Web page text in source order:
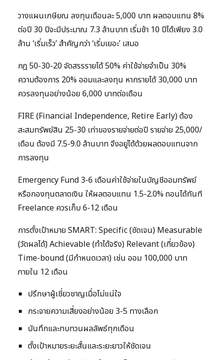
วางแผนเกษียณ ลงทุนเดือนละ 5,000 บาท ผลตอบแทน 8%
ต่อปี 30 ปีจะมีประมาณ 7.3 ล้านบาท เริ่มช้า 10 ปีได้เพียง 3.0
ล้าน ‘เริ่มเร็ว’ สำคัญกว่า ‘เริ่มเยอะ’ เสมอ
กฎ 50-30-20 จัดสรรรายได้ 50% ค่าใช้จ่ายจำเป็น 30%
ความต้องการ 20% ออมและลงทุน หากรายได้ 30,000 บาท
ควรลงทุนอย่างน้อย 6,000 บาทต่อเดือน
FIRE (Financial Independence, Retire Early) ต้อง
สะสมทรัพย์สิน 25-30 เท่าของรายจ่ายต่อปี รายจ่าย 25,000/
เดือน ต้องมี 7.5-9.0 ล้านบาท จึงอยู่ได้ด้วยผลตอบแทนจาก
การลงทุน
Emergency Fund 3-6 เดือนค่าใช้จ่ายในบัญชีออมทรัพย์
หรือกองทุนตลาดเงิน ให้ผลตอบแทน 1.5-2.0% ถอนได้ทันที
Freelance ควรเก็บ 6-12 เดือน
การตั้งเป้าหมาย SMART: Specific (ชัดเจน) Measurable
(วัดผลได้) Achievable (ทำได้จริง) Relevant (เกี่ยวข้อง)
Time-bound (มีกำหนดเวลา) เช่น ออม 100,000 บาท
ภายใน 12 เดือน
ปรึกษาผู้เชี่ยวชาญเมื่อไม่แน่ใจ
กระจายความเสี่ยงอย่างน้อย 3-5 ทางเลือก
บันทึกและทบทวนผลลัพธ์ทุกเดือน
ตั้งเป้าหมายระยะสั้นและระยะยาวให้ชัดเจน